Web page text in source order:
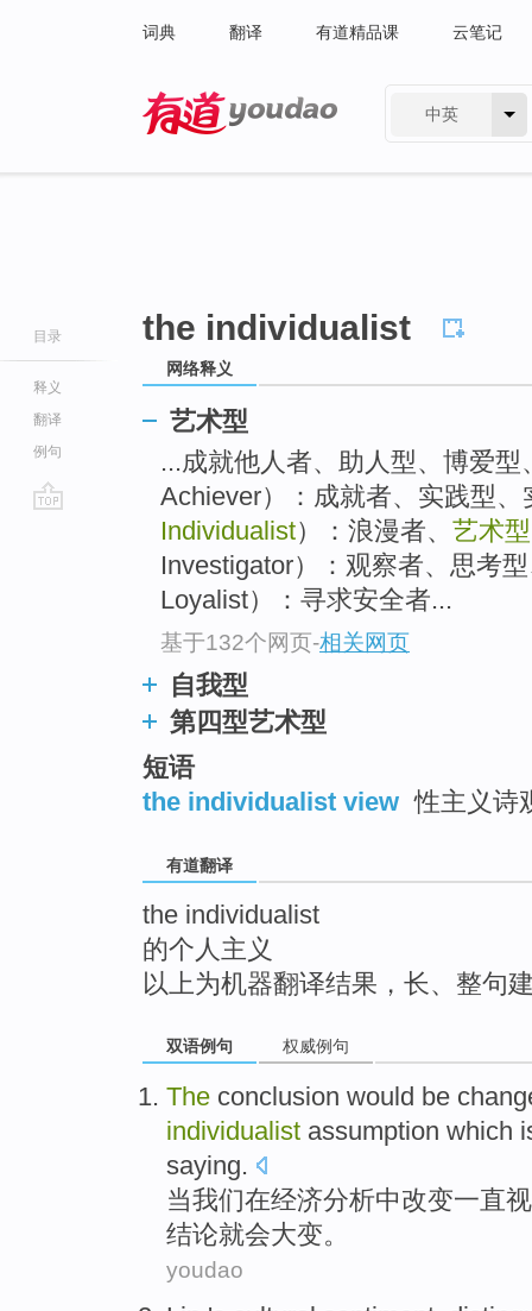
词典 翻译 有道精品课 云笔记
中英
目录
释义
翻译
例句
the individualist
网络释义
艺术型
...成就他人者、助人型、博爱
Achiever）：成就者、实践型、
Individualist）：浪漫者、 艺术型
Investigator）：观察者、思考
Loyalist）：寻求安全者...
基于132个网页-相关网页
自我型
第四型艺术型
短语
the individualist view 性主义诗
有道翻译
the individualist
的个人主义
以上为机器翻译结果，长、整句
双语例句 权威例句
The conclusion would be
individualist assumption which
saying.
当我们在经济分析中改变一直
结论就会大变。
youdao